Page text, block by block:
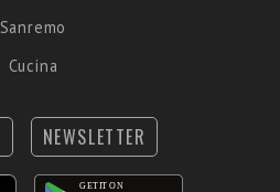
Sanremo
Cucina
NEWSLETTER